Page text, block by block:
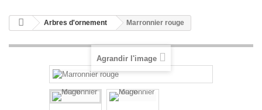
Arbres d'ornement Marronnier rouge
Agrandir l'image